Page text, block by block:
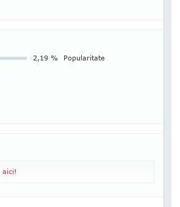
Popularitate
2,19 %
aici!